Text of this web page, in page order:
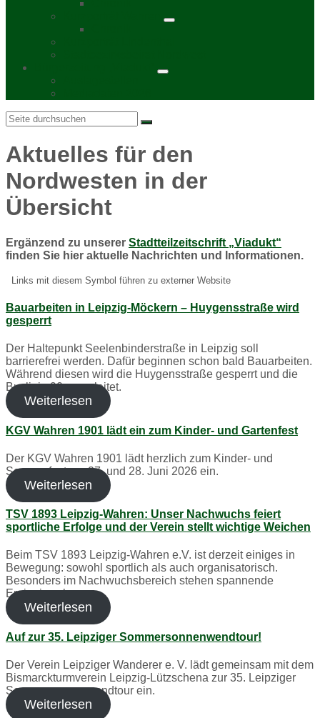
Search:
Aktuelles für den
Nordwesten in der
Übersicht
Ergänzend zu unserer Stadtteilzeitschrift „Viadukt“
finden Sie hier aktuelle Nachrichten und Informationen.
Links mit diesem Symbol führen zu externer Website
Bauarbeiten in Leipzig-Möckern – Huygensstraße wird
gesperrt
Der Haltepunkt Seelenbinderstraße in Leipzig soll
barrierefrei werden. Dafür beginnen schon bald Bauarbeiten.
Während diesen wird die Huygensstraße gesperrt und die
Buslinie 90 umgeleitet.
Weiterlesen
KGV Wahren 1901 lädt ein zum Kinder- und Gartenfest
Der KGV Wahren 1901 lädt herzlich zum Kinder- und
Sommerfest am 27. und 28. Juni 2026 ein.
Weiterlesen
TSV 1893 Leipzig-Wahren: Unser Nachwuchs feiert
sportliche Erfolge und der Verein stellt wichtige Weichen
Beim TSV 1893 Leipzig-Wahren e.V. ist derzeit einiges in
Bewegung: sowohl sportlich als auch organisatorisch.
Besonders im Nachwuchsbereich stehen spannende
Ereignisse bevor:
Weiterlesen
Auf zur 35. Leipziger Sommersonnenwendtour!
Der Verein Leipziger Wanderer e. V. lädt gemeinsam mit dem
Bismarckturmverein Leipzig-Lützschena zur 35. Leipziger
Sommersonnenwendtour ein.
Weiterlesen